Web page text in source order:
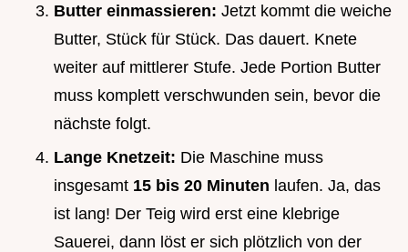
Butter einmassieren: Jetzt kommt die weiche
Butter, Stück für Stück. Das dauert. Knete
weiter auf mittlerer Stufe. Jede Portion Butter
muss komplett verschwunden sein, bevor die
nächste folgt.
Lange Knetzeit: Die Maschine muss
insgesamt 15 bis 20 Minuten laufen. Ja, das
ist lang! Der Teig wird erst eine klebrige
Sauerei, dann löst er sich plötzlich von der